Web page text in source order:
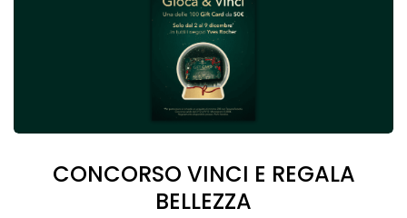
CONCORSO VINCI E REGALA
BELLEZZA